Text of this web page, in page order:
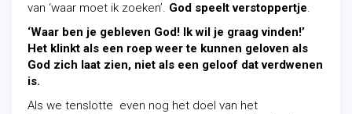
van ‘waar moet ik zoeken’. God speelt verstoppertje.
‘Waar ben je gebleven God! Ik wil je graag vinden!’
Het klinkt als een roep weer te kunnen geloven als
God zich laat zien, niet als een geloof dat verdwenen
is.
Als we tenslotte even nog het doel van het